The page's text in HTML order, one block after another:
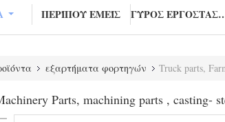
ΠΕΡΊΠΟΥ ΕΜΕΊΣ ΓΎΡΟΣ
εξαρτήματα φορτηγών Truck parts,
Parts, machining parts , casting-